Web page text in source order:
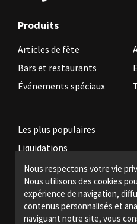
Nous respectons votre vie
Nous utilisons des cookies
expérience de navigation,
contenus personnalisés et
naviguant notre site, vous
Produits
Articles de fête
Bars et restaurants
Événements spéciaux
Les plus populaires
Liquidations
Devenez revendeur
Politiques légales